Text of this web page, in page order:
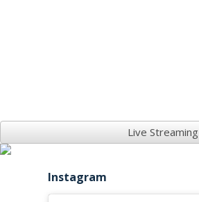
Live Streaming
Instagram